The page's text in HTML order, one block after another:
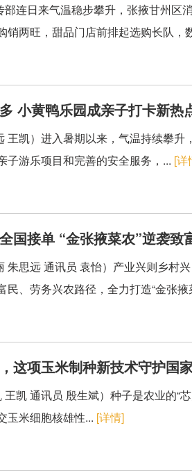
连日来气温稳步攀升，张掖甘州
销两旺，甜品门店前排起选购长队，
小黄鸭乐园成亲子打卡新热
王凯）进入暑期以来，气温持续攀
子游乐项目和完善的安全服务，... [详
国接单 “金张掖菜农”逆袭致
朱思远 通讯员 袁怡）产业兴则乡村
、劳务兴农路径，全力打造“金张掖
这项玉米制种新技术守护国
凯 通讯员 殷生斌）种子是农业的“
米细胞核雄性... [详情]